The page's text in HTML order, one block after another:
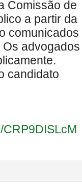
Comissão de
a partir da
comunicados
advogados
candidato
CRP9DISLcM